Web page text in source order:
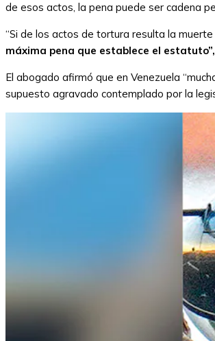
de esos actos, la pena puede ser cadena
“Si de los actos de tortura resulta la
máxima pena que establece el estatuto”,
El abogado afirmó que en Venezuela
supuesto agravado contemplado por la